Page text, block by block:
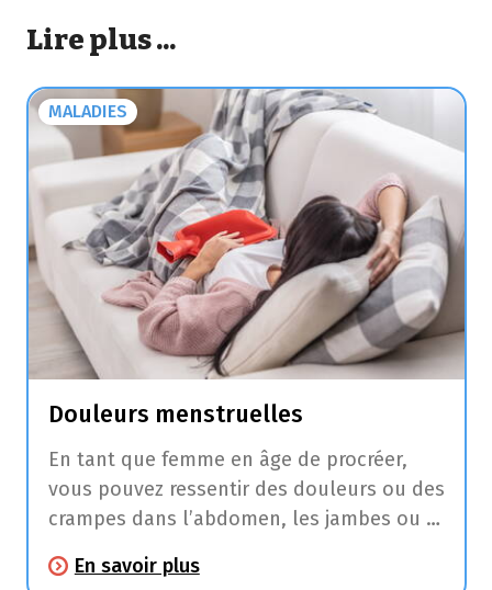
Lire plus ...
MALADIES
Douleurs menstruelles
En tant que femme en âge de procréer,
vous pouvez ressentir des douleurs ou des
crampes dans l’abdomen, les jambes ou le
En savoir plus